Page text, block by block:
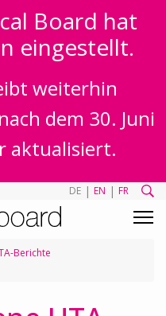
Board hat
eingestellt.
weiterhin
dem 30. Juni
aktualisiert.
DE | EN | FR
Berichte